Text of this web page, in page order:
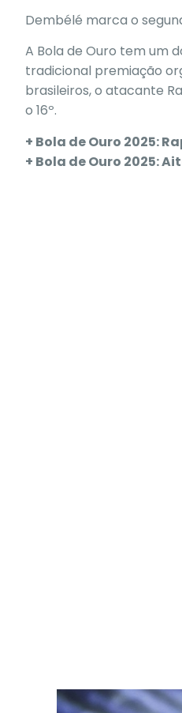
Dembélé marca o
A Bola de Ouro tem um
tradicional premiação
brasileiros, o atacante
o 16º.
+ Bola de Ouro 2025:
+ Bola de Ouro 2025: